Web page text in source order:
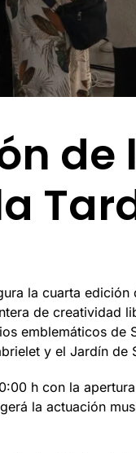
de
la cuarta edición
de creatividad
emblemáticos de
y el Jardín de
h con la
la actuación